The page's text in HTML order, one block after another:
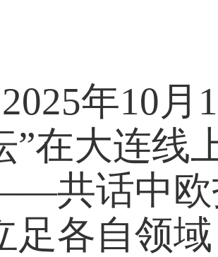
2025年10月
”在大连线
共话中欧
足各自领